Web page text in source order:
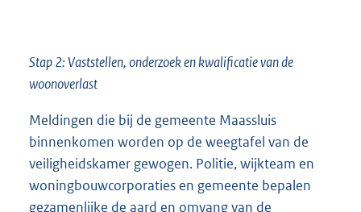
Stap 2: Vaststellen, onderzoek en kwalificatie van de
woonoverlast
Meldingen die bij de gemeente Maassluis
binnenkomen worden op de weegtafel van de
veiligheidskamer gewogen. Politie, wijkteam en
woningbouwcorporaties en gemeente bepalen
gezamenlijke de aard en omvang van de